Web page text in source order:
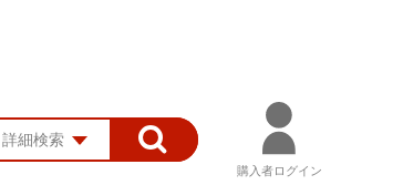
詳細検索
購入者ログイン